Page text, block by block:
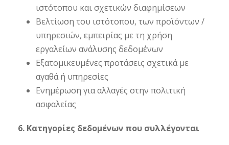
ιστότοπου και σχετικών διαφημίσεων
Βελτίωση του ιστότοπου, των προϊόντων /
υπηρεσιών, εμπειρίας με τη χρήση
εργαλείων ανάλυσης δεδομένων
Εξατομικευμένες προτάσεις σχετικά με
αγαθά ή υπηρεσίες
Ενημέρωση για αλλαγές στην πολιτική
ασφαλείας
6. Κατηγορίες δεδομένων που συλλέγονται